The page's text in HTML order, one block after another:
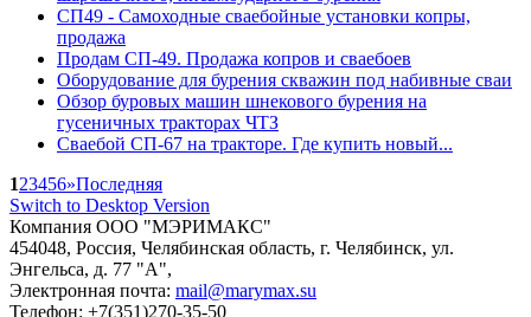
СП49 - Самоходные сваебойные установки копры,
продажа
Продам СП-49. Продажа копров и сваебоев
Оборудование для бурения скважин под набивные сваи
Обзор буровых машин шнекового бурения на
гусеничных тракторах ЧТЗ
Сваебой СП-67 на тракторе. Где купить новый...
123456»Последняя
Switch to Desktop Version
Компания ООО "МЭРИМАКС"
454048, Россия, Челябинская область, г. Челябинск, ул.
Энгельса, д. 77 "А",
Электронная почта: mail@marymax.su
Телефон: +7(351)270-35-50